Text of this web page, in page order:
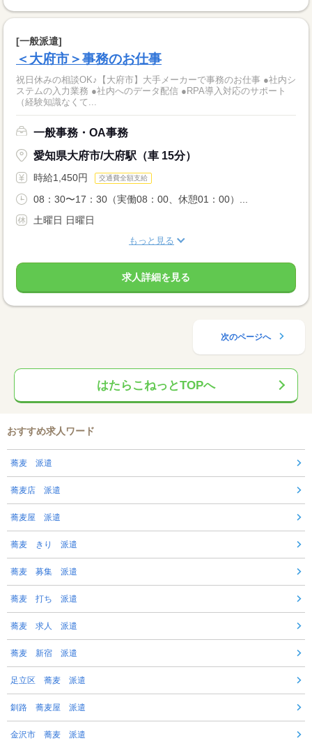
[一般派遣]
＜大府市＞事務のお仕事
祝日休みの相談OK♪【大府市】大手メーカーで事務のお仕事 ●社内シ
ステムの入力業務 ●社内へのデータ配信 ●RPA導入対応のサポート
（経験知識なくて...
一般事務・OA事務
愛知県大府市/大府駅（車 15分）
時給1,450円 交通費全額支給
08：30〜17：30（実働08：00、休憩01：00）...
土曜日 日曜日
もっと見る
求人詳細を見る
次のページへ
はたらこねっとTOPへ
おすすめ求人ワード
蕎麦 派遣
蕎麦店 派遣
蕎麦屋 派遣
蕎麦 きり 派遣
蕎麦 募集 派遣
蕎麦 打ち 派遣
蕎麦 求人 派遣
蕎麦 新宿 派遣
足立区 蕎麦 派遣
釧路 蕎麦屋 派遣
金沢市 蕎麦 派遣